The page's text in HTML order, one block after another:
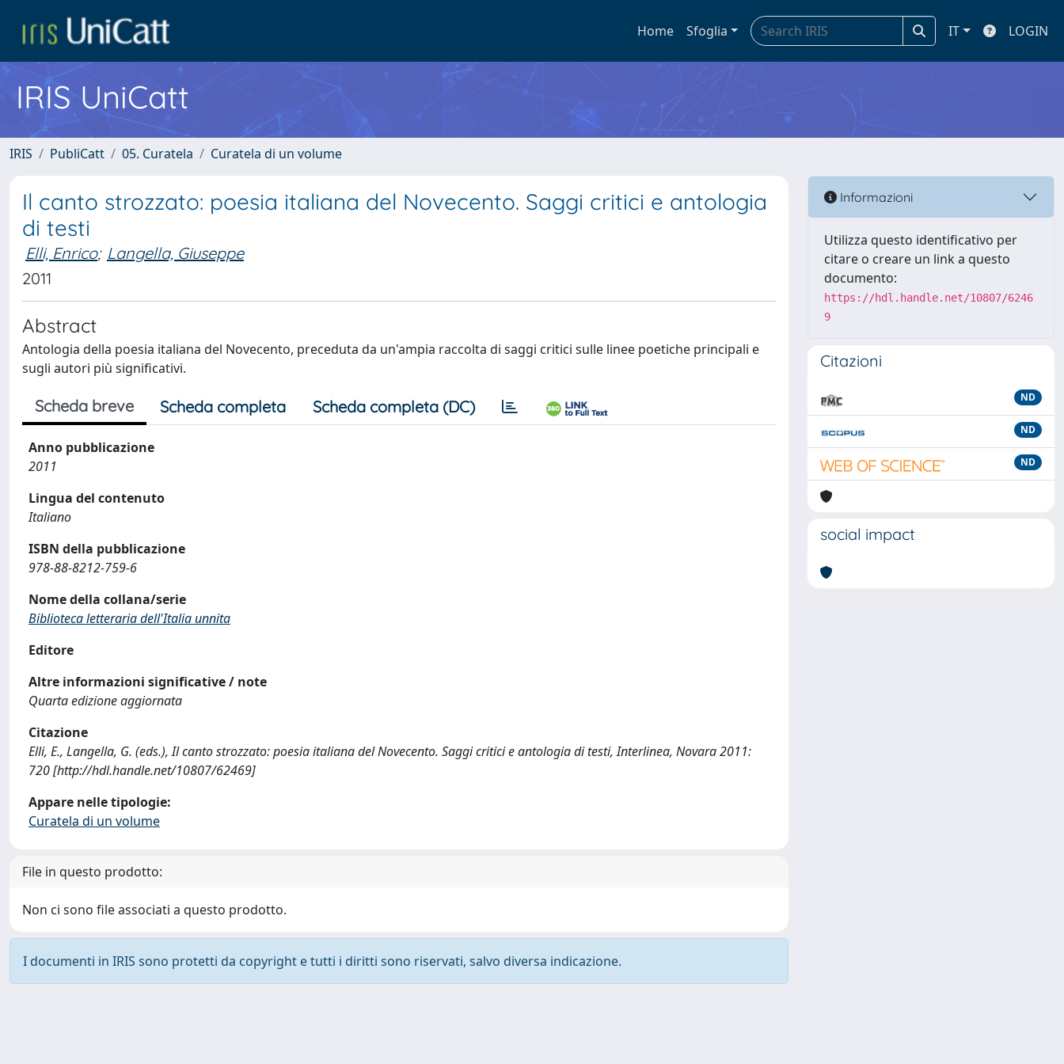
Home Sfoglia IT LOGIN
IRIS UniCatt
IRIS PubliCatt 05. Curatela Curatela di un volume
Il canto strozzato: poesia italiana del Novecento. Saggi critici e antologia
di testi
Elli, Enrico; Langella, Giuseppe
2011
Abstract
Antologia della poesia italiana del Novecento, preceduta da un'ampia raccolta di saggi critici sulle linee poetiche principali e
sugli autori più significativi.
Scheda breve Scheda completa Scheda completa (DC)
Anno pubblicazione
2011
Lingua del contenuto
Italiano
ISBN della pubblicazione
978-88-8212-759-6
Nome della collana/serie
Biblioteca letteraria dell'Italia unnita
Editore
Altre informazioni significative / note
Quarta edizione aggiornata
Citazione
Elli, E., Langella, G. (eds.), Il canto strozzato: poesia italiana del Novecento. Saggi critici e antologia di testi, Interlinea, Novara 2011:
720 [http://hdl.handle.net/10807/62469]
Appare nelle tipologie:
Curatela di un volume
File in questo prodotto:
Non ci sono file associati a questo prodotto.
I documenti in IRIS sono protetti da copyright e tutti i diritti sono riservati, salvo diversa indicazione.
Informazioni
Utilizza questo identificativo per
citare o creare un link a questo
documento:
https://hdl.handle.net/10807/6246
9
Citazioni
ND
ND
ND
social impact